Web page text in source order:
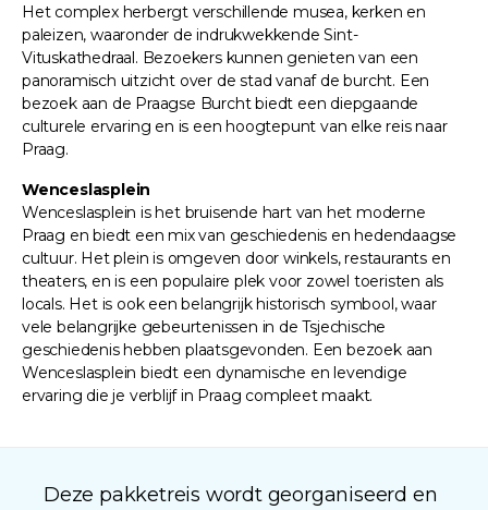
Het complex herbergt verschillende musea, kerken en
paleizen, waaronder de indrukwekkende Sint-
Vituskathedraal. Bezoekers kunnen genieten van een
panoramisch uitzicht over de stad vanaf de burcht. Een
bezoek aan de Praagse Burcht biedt een diepgaande
culturele ervaring en is een hoogtepunt van elke reis naar
Praag.
Wenceslasplein
Wenceslasplein is het bruisende hart van het moderne
Praag en biedt een mix van geschiedenis en hedendaagse
cultuur. Het plein is omgeven door winkels, restaurants en
theaters, en is een populaire plek voor zowel toeristen als
locals. Het is ook een belangrijk historisch symbool, waar
vele belangrijke gebeurtenissen in de Tsjechische
geschiedenis hebben plaatsgevonden. Een bezoek aan
Wenceslasplein biedt een dynamische en levendige
ervaring die je verblijf in Praag compleet maakt.
Deze pakketreis wordt georganiseerd en